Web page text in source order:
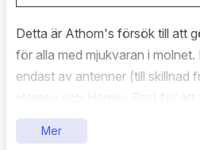
Detta är Athom's försök till att
för alla med mjukvaran i
endast av antenner (till skillnad
Homey och Homey Pro) för att
hårdvara och bli tillgänglig för
alternativ för den mindre
Mer